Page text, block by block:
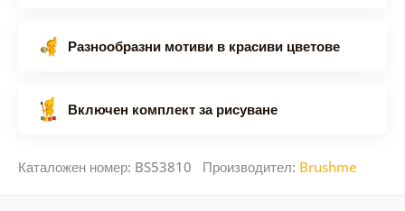
Разнообразни мотиви в красиви цветове
Включен комплект за рисуване
Каталожен номер: BS53810 Производител: Brushme